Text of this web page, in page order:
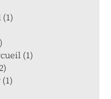
(1)